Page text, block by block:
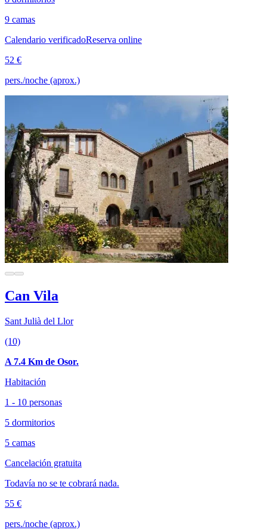
9 camas
Calendario verificadoReserva online
52 €
pers./noche (aprox.)
Can Vila
Sant Julià del Llor
(10)
A 7.4 Km de Osor.
Habitación
1 - 10 personas
5 dormitorios
5 camas
Cancelación gratuita
Todavía no se te cobrará nada.
55 €
pers./noche (aprox.)